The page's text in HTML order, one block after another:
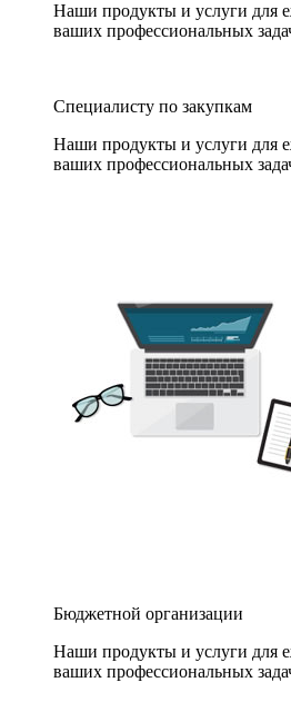
Наши продукты и услуги для
ваших профессиональных
Специалисту по закупкам
Наши продукты и услуги для
ваших профессиональных
Бюджетной организации
Наши продукты и услуги для
ваших профессиональных